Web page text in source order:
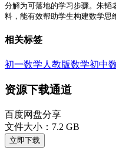
分解为可落地的学习步骤。朱韬
料，能有效帮助学生构建数学思
相关标签
初一数学人教版数学初中
资源下载通道
百度网盘分享
文件大小：7.2 GB
立即下载